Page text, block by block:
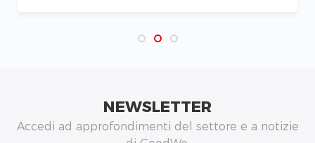
NEWSLETTER
Accedi ad approfondimenti del settore e a notizie